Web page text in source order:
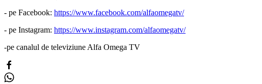
- pe Facebook: https://www.facebook.com/alfaomegatv/
- pe Instagram: https://www.instagram.com/alfaomegatv/
-pe canalul de televiziune Alfa Omega TV